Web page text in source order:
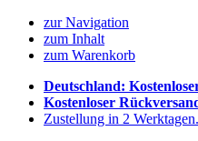
zur Navigation
zum Inhalt
zum Warenkorb
Deutschland:
Kostenloser
Zustellung in 2 Werktagen.